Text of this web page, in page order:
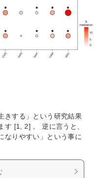
きする」という研究結果
す [1, 2] 。 逆に言うと、
なりやすい」という事に